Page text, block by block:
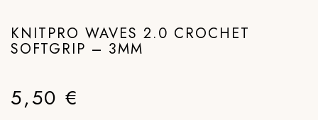
KNITPRO WAVES 2.0 CROCHET
SOFTGRIP – 3MM
5,50 €